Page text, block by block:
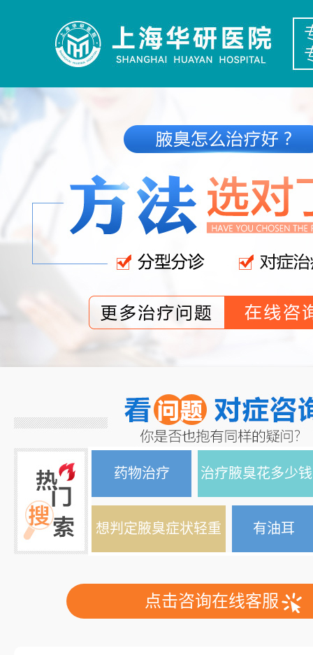
药物治疗 治疗腋臭花多少钱
想判定腋臭症状轻重 有油耳
点击咨询在线客服